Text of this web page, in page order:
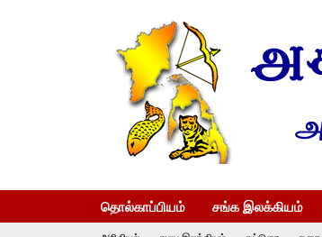
தொல்காப்பியம் சங்க இலக்கியம்